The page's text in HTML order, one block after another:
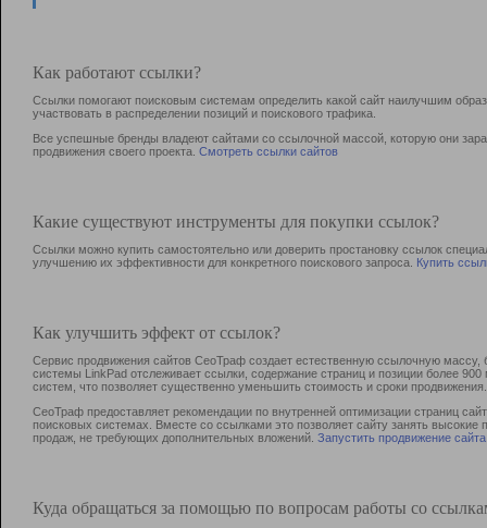
Как работают ссылки?
Ссылки помогают поисковым системам определить какой сайт наилучшим
участвовать в раcпределении позиций и поискового трафика.
Все успешные бренды владеют сайтами со ссылочной массой, которую они
продвижения своего проекта. Смотреть ссылки сайтов
Какие существуют инструменты для покупки ссылок?
Ссылки можно купить самостоятельно или доверить простановку ссылок
улучшению их эффективности для конкретного поискового запроса. Купить
Как улучшить эффект от ссылок?
Сервис продвижения сайтов СеоТраф создает естественную ссылочную
системы LinkPad отслеживает ссылки, содержание страниц и позиции более
систем, что позволяет существенно уменьшить стоимость и сроки продвижения.
СеоТраф предоставляет рекомендации по внутренней оптимизации страниц
поисковых системах. Вместе со ссылками это позволяет сайту занять
продаж, не требующих дополнительных вложений. Запустить продвижение сайта
Куда обращаться за помощью по вопросам работы со